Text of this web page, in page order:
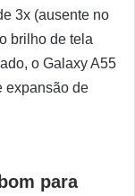
3x (ausente no
brilho de tela
o Galaxy A55
expansão de
para